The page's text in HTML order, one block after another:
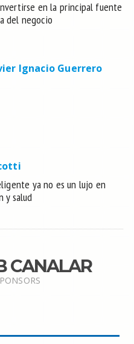
en la principal fuente
del negocio
Ignacio Guerrero
ya no es un lujo en
y salud
CANALAR